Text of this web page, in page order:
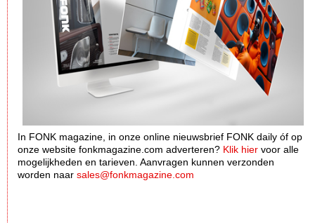
In FONK magazine, in onze online nieuwsbrief FONK daily óf op
onze website fonkmagazine.com adverteren? Klik hier voor alle
mogelijkheden en tarieven. Aanvragen kunnen verzonden
worden naar sales@fonkmagazine.com